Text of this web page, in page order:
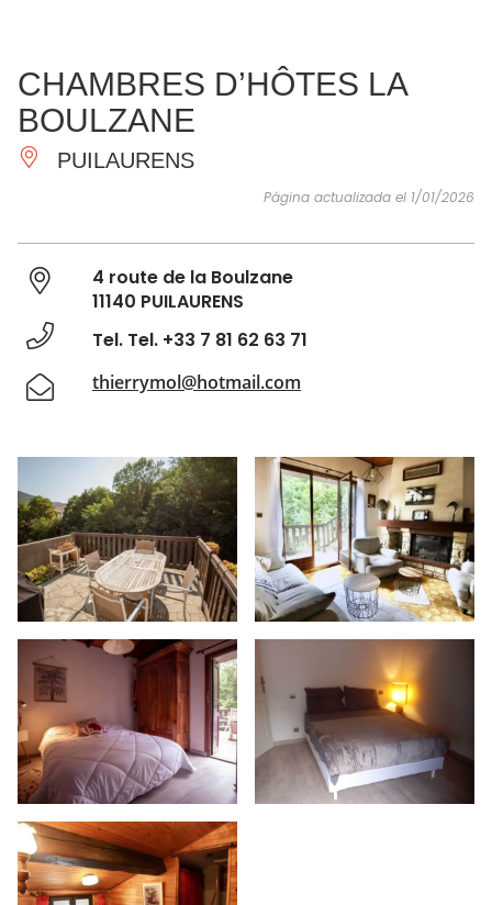
IMPRESCINDIBLES
HACER
INSPIRACIONES
CHAMBRES D’HÔTES LA
BOULZANE
PUILAURENS
Página actualizada el 1/01/2026
4 route de la Boulzane
11140 PUILAURENS
Tel. Tel. +33 7 81 62 63 71
thierrymol@hotmail.com